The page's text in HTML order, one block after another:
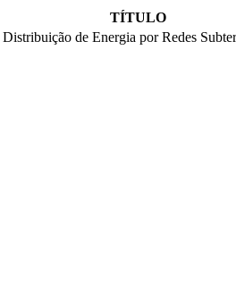
TÍTULO
Distribuição de Energia por Redes